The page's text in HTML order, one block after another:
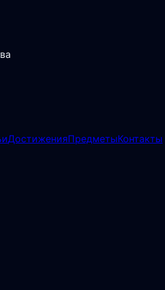
ДостиженияПредметыКонтакты